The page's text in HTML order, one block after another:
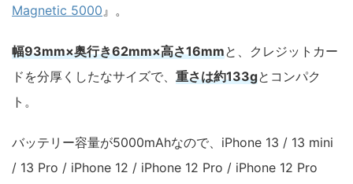
Magnetic 5000』。
幅93mm×奥行き62mm×高さ16mmと、クレジットカー
ドを分厚くしたなサイズで、 重さは約133gとコンパク
ト。
バッテリー容量が5000mAhなので、iPhone 13 / 13 mini
/ 13 Pro / iPhone 12 / iPhone 12 Pro / iPhone 12 Pro